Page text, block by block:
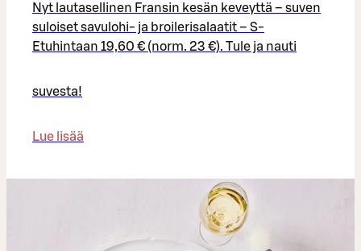
Nyt lautasellinen Fransin kesän keveyttä – suven
suloiset savulohi- ja broilerisalaatit – S-
Etuhintaan 19,60 € (norm. 23 €). Tule ja nauti
suvesta!
Lue lisää